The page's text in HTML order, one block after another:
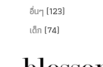
อื่นๆ (123)
เด็ก (74)